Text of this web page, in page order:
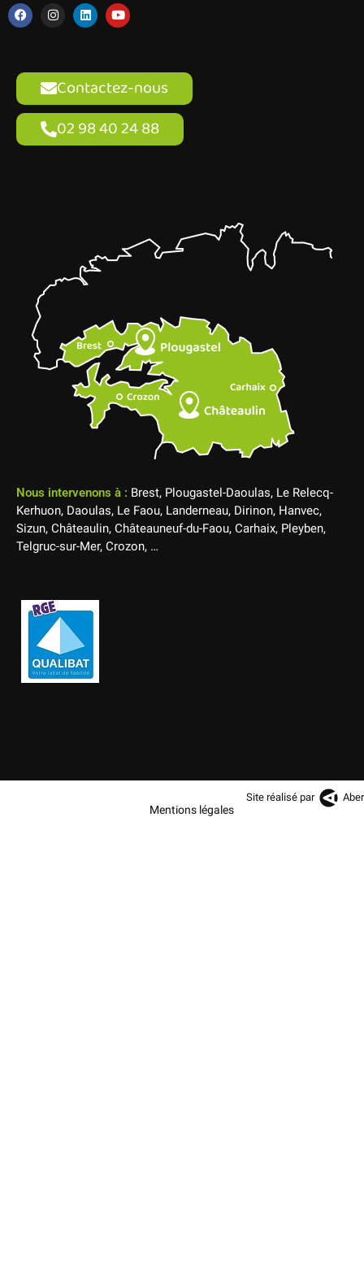
Contactez-nous
02 98 40 24 88
Nous intervenons à : Brest, Plougastel-Daoulas, Le Relecq-
Kerhuon, Daoulas, Le Faou, Landerneau, Dirinon, Hanvec,
Sizun, Châteaulin, Châteauneuf-du-Faou, Carhaix, Pleyben,
Telgruc-sur-Mer, Crozon, …
Mentions légales
Site réalisé par